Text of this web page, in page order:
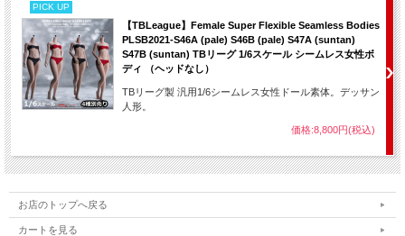
PICK UP
【TBLeague】Female Super Flexible Seamless Bodies
PLSB2021-S46A (pale) S46B (pale) S47A (suntan)
S47B (suntan) TBリーグ 1/6スケール シームレス女性ボ
ディ （ヘッドなし）
TBリーグ製 汎用1/6シームレス女性ドール素体。デッサン
人形。
価格:8,800円(税込)
お店のトップへ戻る
カートを見る